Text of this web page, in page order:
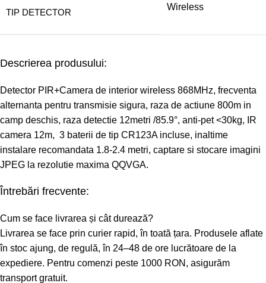
TIP DETECTOR
Wireless
Descrierea produsului:
Detector PIR+Camera de interior wireless 868MHz, frecventa
alternanta pentru transmisie sigura, raza de actiune 800m in
camp deschis, raza detectie 12metri /85.9°, anti-pet <30kg, IR
camera 12m, 3 baterii de tip CR123A incluse, inaltime
instalare recomandata 1.8-2.4 metri, captare si stocare imagini
JPEG la rezolutie maxima QQVGA.
Întrebări frecvente:
Cum se face livrarea și cât durează?
Livrarea se face prin curier rapid, în toată țara. Produsele aflate
în stoc ajung, de regulă, în 24–48 de ore lucrătoare de la
expediere. Pentru comenzi peste 1000 RON, asigurăm
transport gratuit.